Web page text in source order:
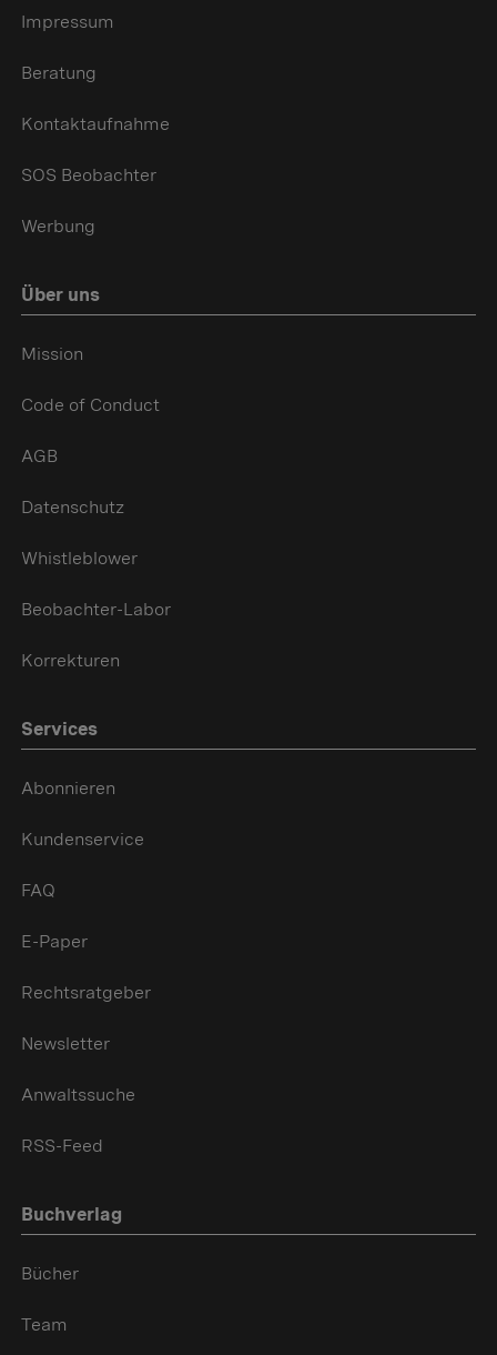
Impressum
Beratung
Kontaktaufnahme
SOS Beobachter
Werbung
Über uns
Mission
Code of Conduct
AGB
Datenschutz
Whistleblower
Beobachter-Labor
Korrekturen
Services
Abonnieren
Kundenservice
FAQ
E-Paper
Rechtsratgeber
Newsletter
Anwaltssuche
RSS-Feed
Buchverlag
Bücher
Team